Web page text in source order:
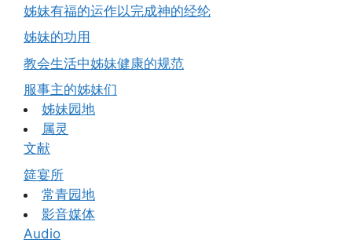
姊妹有福的运作以完成神的经纶
姊妹的功用
教会生活中姊妹健康的规范
服事主的姊妹们
姊妹园地
属灵
文献
筵宴所
常青园地
影音媒体
Audio